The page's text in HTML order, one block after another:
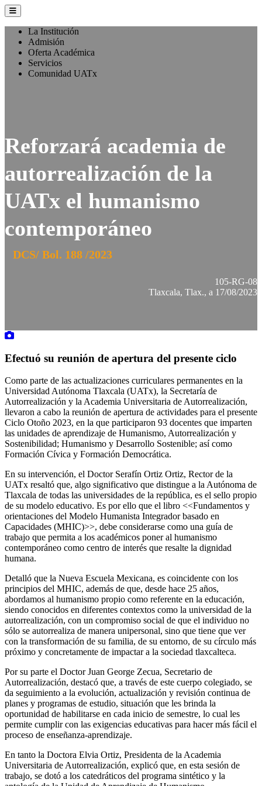
La Institución
Admisión
Oferta Académica
Servicios
Comunidad UATx
Reforzará academia de
autorrealización de la
UATx el humanismo
contemporáneo
DCS/ Bol. 188 /2023
105-RG-08
Tlaxcala, Tlax., a 17/08/2023
Efectuó su reunión de apertura del presente ciclo
Como parte de las actualizaciones curriculares permanentes en la
Universidad Autónoma Tlaxcala (UATx), la Secretaría de
Autorrealización y la Academia Universitaria de Autorrealización,
llevaron a cabo la reunión de apertura de actividades para el presente
Ciclo Otoño 2023, en la que participaron 93 docentes que imparten
las unidades de aprendizaje de Humanismo, Autorrealización y
Sostenibilidad; Humanismo y Desarrollo Sostenible; así como
Formación Cívica y Formación Democrática.
En su intervención, el Doctor Serafín Ortiz Ortiz, Rector de la
UATx resaltó que, algo significativo que distingue a la Autónoma de
Tlaxcala de todas las universidades de la república, es el sello propio
de su modelo educativo. Es por ello que el libro <<Fundamentos y
orientaciones del Modelo Humanista Integrador basado en
Capacidades (MHIC)>>, debe considerarse como una guía de
trabajo que permita a los académicos poner al humanismo
contemporáneo como centro de interés que resalte la dignidad
humana.
Detalló que la Nueva Escuela Mexicana, es coincidente con los
principios del MHIC, además de que, desde hace 25 años,
abordamos al humanismo propio como referente en la educación,
siendo conocidos en diferentes contextos como la universidad de la
autorrealización, con un compromiso social de que el individuo no
sólo se autorrealiza de manera unipersonal, sino que tiene que ver
con la transformación de su familia, de su entorno, de su círculo más
próximo y concretamente de impactar a la sociedad tlaxcalteca.
Por su parte el Doctor Juan George Zecua, Secretario de
Autorrealización, destacó que, a través de este cuerpo colegiado, se
da seguimiento a la evolución, actualización y revisión continua de
planes y programas de estudio, situación que les brinda la
oportunidad de habilitarse en cada inicio de semestre, lo cual les
permite cumplir con las exigencias educativas para hacer más fácil el
proceso de enseñanza-aprendizaje.
En tanto la Doctora Elvia Ortiz, Presidenta de la Academia
Universitaria de Autorrealización, explicó que, en esta sesión de
trabajo, se dotó a los catedráticos del programa sintético y la